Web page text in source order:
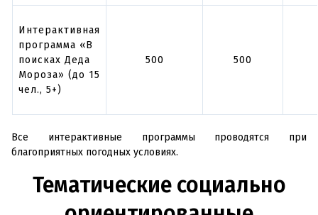
Интерактивная
программа «В
поисках Деда
Мороза» (до 15
чел., 5+)
500 500
Все интерактивные программы проводятся при
благоприятных погодных условиях.
Тематические социально